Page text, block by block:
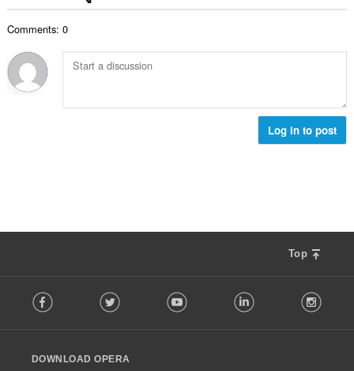
ง
ด
:
น
ม
ทั้
แ
น
ว
Comments: 0
Log in to post
Top
o
w
Facebook Twitter Youtube LinkedIn
DOWNLOAD OPERA